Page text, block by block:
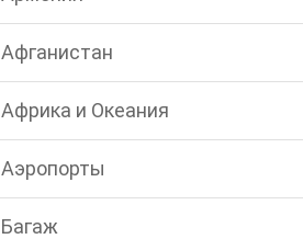
Афганистан
Африка и Океания
Аэропорты
Багаж